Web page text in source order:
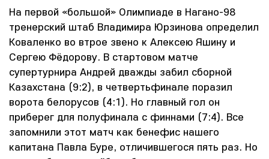
На первой «большой» Олимпиаде в Нагано-98
тренерский штаб Владимира Юрзинова определил
Коваленко во втрое звено к Алексею Яшину и
Сергею Фёдорову. В стартовом матче
супертурнира Андрей дважды забил сборной
Казахстана (9:2), в четвертьфинале поразил
ворота белорусов (4:1). Но главный гол он
приберег для полуфинала с финнами (7:4). Все
запомнили этот матч как бенефис нашего
капитана Павла Буре, отличившегося пять раз. Но